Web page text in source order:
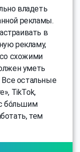
владеть
рекламы.
в
рекламу,
схожими
уметь
Все остальные
TikTok,
бóльшим
тем